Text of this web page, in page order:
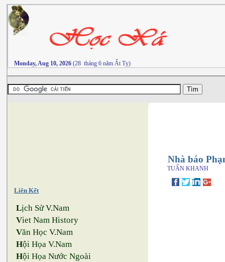
Monday, Aug 10, 2026 (28 tháng 6 năm Ất Tỵ)
Liên Kết
Lịch Sử V.Nam
Viet Nam History
Văn Học V.Nam
Hội Họa V.Nam
Hội Họa Nước Ngoài
Nhà báo
TUẤN KHANH